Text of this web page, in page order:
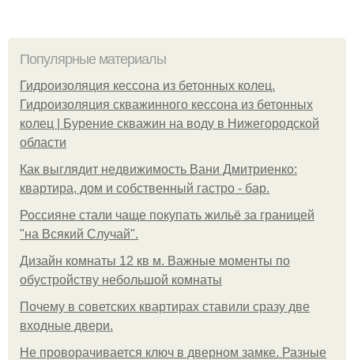
Популярные материалы
Гидроизоляция кессона из бетонных колец.
Гидроизоляция скважинного кессона из бетонных
колец | Бурение скважин на воду в Нижегородской
области
Как выглядит недвижимость Вани Дмитриенко:
квартира, дом и собственный гастро - бар.
Россияне стали чаще покупать жильё за границей
"на Всякий Случай".
Дизайн комнаты 12 кв м. Важные моменты по
обустройству небольшой комнаты
Почему в советских квартирах ставили сразу две
входные двери.
Не проворачивается ключ в дверном замке. Разные